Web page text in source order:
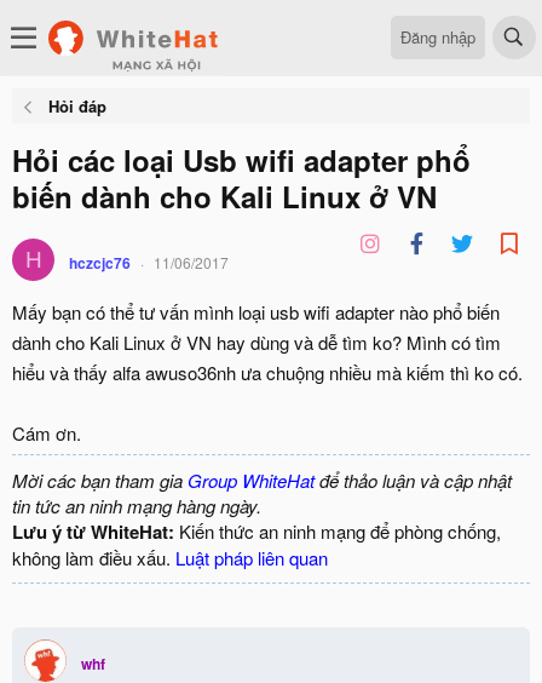
Đăng nhập
Hỏi đáp
Hỏi các loại Usb wifi adapter phổ
biến dành cho Kali Linux ở VN
H hczcjc76 11/06/2017
Mấy bạn có thể tư vấn mình loại usb wifi adapter nào phổ biến
dành cho Kali Linux ở VN hay dùng và dễ tìm ko? Mình có tìm
hiểu và thấy alfa awuso36nh ưa chuộng nhiều mà kiếm thì ko có.
Cám ơn.
Mời các bạn tham gia Group WhiteHatđể thảo luận và cập nhật
tin tức an ninh mạng hàng ngày.
Lưu ý từ WhiteHat: Kiến thức an ninh mạng để phòng chống,
không làm điều xấu. Luật pháp liên quan
whf